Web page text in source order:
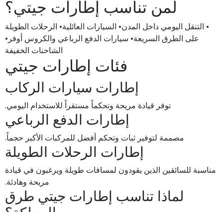
لمن تناسب إطارات جيتي؟
• التنقل اليومي داخل المدن• السيارات العائلية• الرحلات الطويلة
على الطرق السريعة• سيارات الدفع الرباعي والكروس أوفر•
الشاحنات الخفيفة
فئات إطارات جيتي
إطارات سيارات الركاب
توفر قيادة مريحة وتحكماً مستقراً للاستخدام اليومي.
إطارات الدفع الرباعي
مصممة لتوفير ثبات وتحكم أفضل للمركبات الأكبر حجماً.
إطارات الرحلات الطويلة
مناسبة للسائقين الذين يقودون لمسافات طويلة ويرغبون في قيادة
مريحة وهادئة.
لماذا تناسب إطارات جيتي طرق